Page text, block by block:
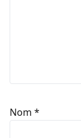
Nom *